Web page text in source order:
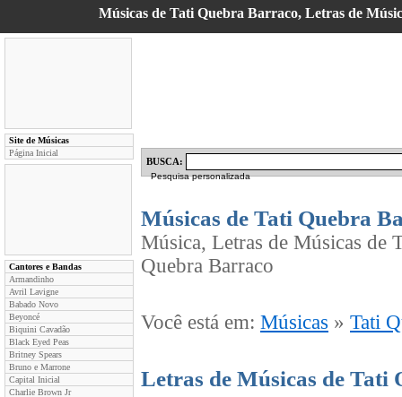
Músicas de Tati Quebra Barraco, Letras de
Site de Músicas
Página Inicial
Cantores e Bandas
Armandinho
Avril Lavigne
Babado Novo
Beyoncé
Biquini Cavadão
Black Eyed Peas
Britney Spears
Bruno e Marrone
Capital Inicial
Charlie Brown Jr
BUSCA:
Pesquisa personalizada
Músicas de Tati Quebra
Música, Letras de Músicas de
Quebra Barraco
Você está em: Músicas » Tati
Letras de Músicas de Tati